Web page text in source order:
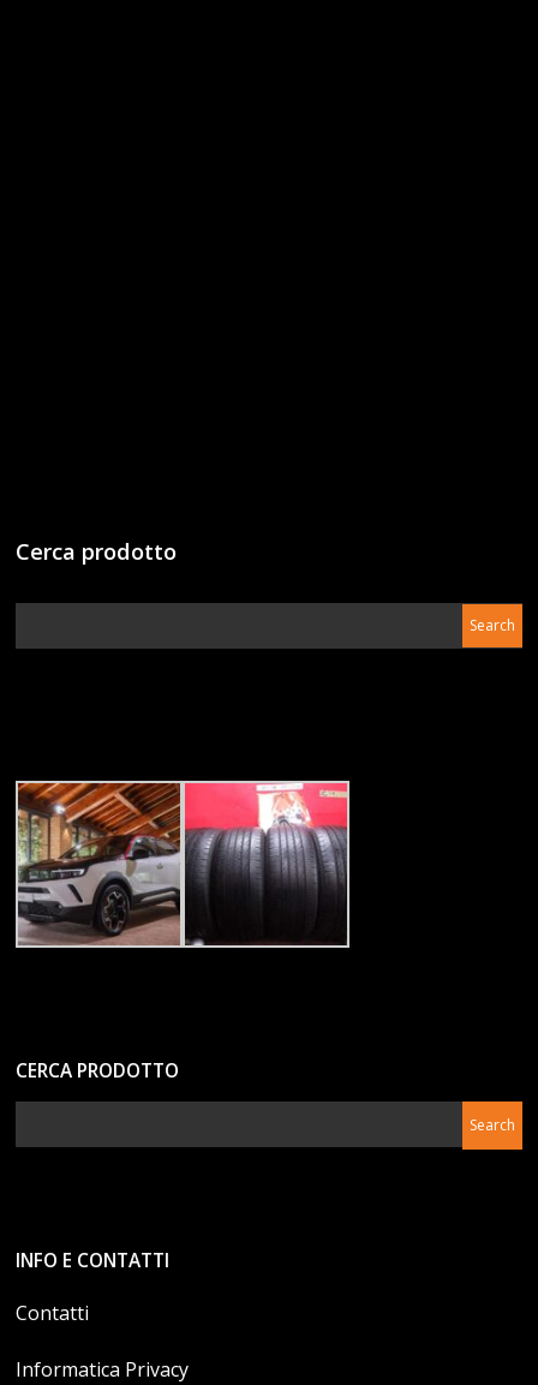
Cerca prodotto
CERCA PRODOTTO
INFO E CONTATTI
Contatti
Informatica Privacy